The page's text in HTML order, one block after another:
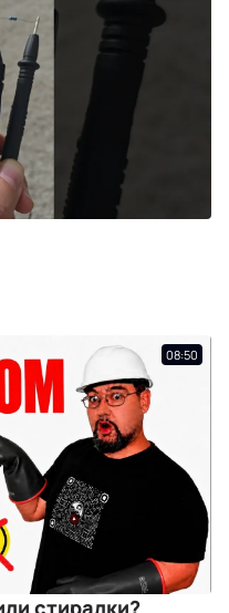
08:50
стиралки?